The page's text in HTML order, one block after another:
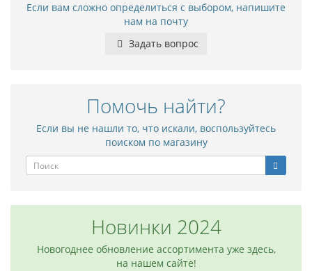
Если вам сложно определиться с выбором, напишите
нам на почту
Задать вопрос
Помочь найти?
Если вы не нашли то, что искали, воспользуйтесь
поиском по магазину
Новинки 2024
Новогоднее обновление ассортимента уже здесь,
на нашем сайте!